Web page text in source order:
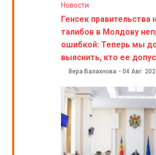
Новости
Генсек правительства
талибов в Молдову
ошибкой: Теперь мы
выяснить, кто ее
Вера Балахнова - 04 Авг.